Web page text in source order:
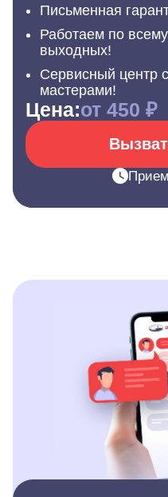
Письменная
Работаем по
выходных!
Сервисный центр
мастерами!
Цена:от 450 ₽